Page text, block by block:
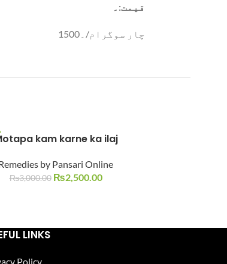
قیمت:۔
چار سوگرام/۔1500
kam karne ka ilaj
by Pansari Online
₨3,000.00 ₨2,500.00
LINKS
Policy